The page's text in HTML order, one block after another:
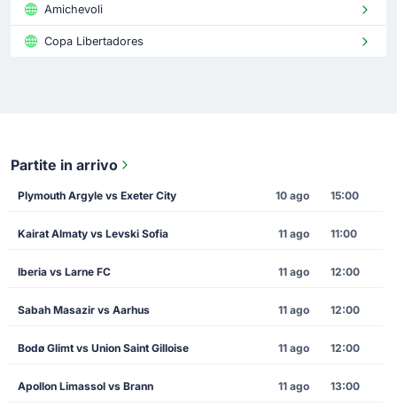
Amichevoli
Copa Libertadores
Partite in arrivo
Plymouth Argyle vs Exeter City 10 ago 15:00
Kairat Almaty vs Levski Sofia 11 ago 11:00
Iberia vs Larne FC 11 ago 12:00
Sabah Masazir vs Aarhus 11 ago 12:00
Bodø Glimt vs Union Saint Gilloise 11 ago 12:00
Apollon Limassol vs Brann 11 ago 13:00